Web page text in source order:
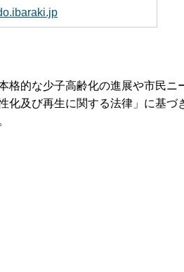
格的な少子高齢化の進展や市民
化及び再生に関する法律」に基